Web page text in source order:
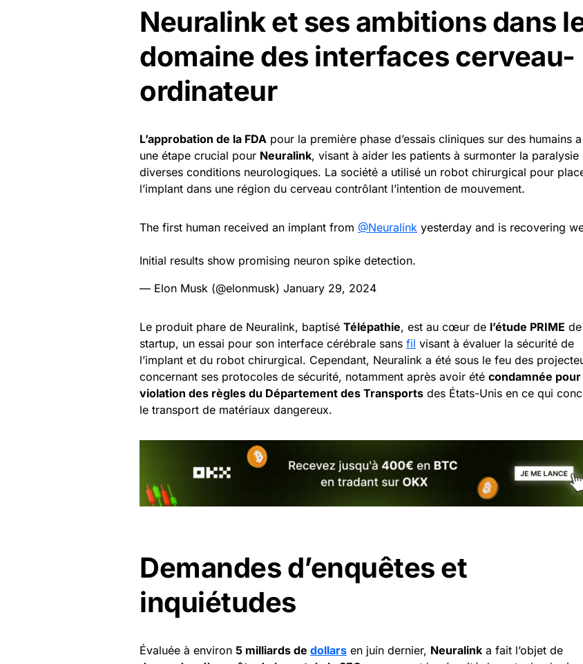
Neuralink et ses ambitions dans
domaine des interfaces cerveau-
ordinateur
L’approbation de la FDA pour la première phase d’essais cliniques sur des humains
une étape crucial pour Neuralink, visant à aider les patients à surmonter la paralysie
diverses conditions neurologiques. La société a utilisé un robot chirurgical pour
l’implant dans une région du cerveau contrôlant l’intention de mouvement.
The first human received an implant from @Neuralink yesterday and is recovering
Initial results show promising neuron spike detection.
— Elon Musk (@elonmusk) January 29, 2024
Le produit phare de Neuralink, baptisé Télépathie, est au cœur de l’étude PRIME
startup, un essai pour son interface cérébrale sans fil visant à évaluer la sécurité de
l’implant et du robot chirurgical. Cependant, Neuralink a été sous le feu des
concernant ses protocoles de sécurité, notamment après avoir été condamnée pour
violation des règles du Département des Transports des États-Unis en ce qui
le transport de matériaux dangereux.
Demandes d’enquêtes et
inquiétudes
Évaluée à environ 5 milliards de dollars en juin dernier, Neuralink a fait l’objet de